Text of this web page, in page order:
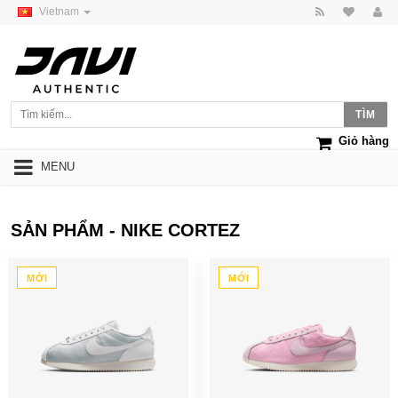
Vietnam
Giỏ hàng
MENU
SẢN PHẨM - NIKE CORTEZ
MỚI MỚI